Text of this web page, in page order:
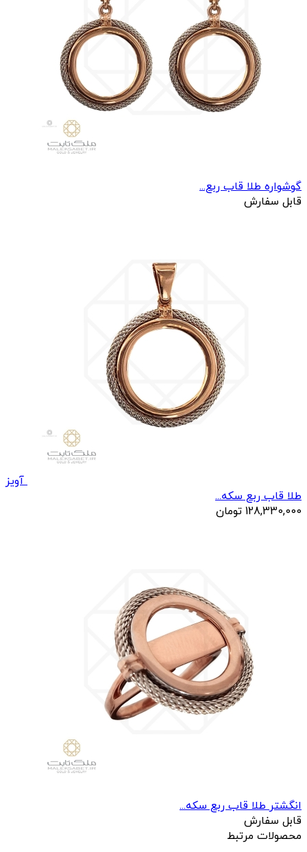
گوشواره طلا قاب ربع...
قابل سفارش
آویز
طلا قاب ربع سکه...
128,330,000 تومان
انگشتر طلا قاب ربع سکه...
قابل سفارش
محصولات مرتبط